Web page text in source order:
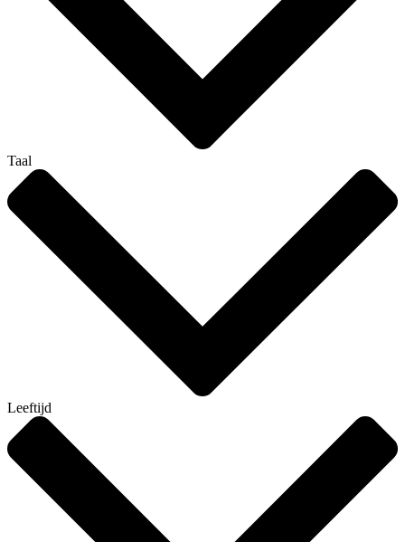
Taal
Leeftijd